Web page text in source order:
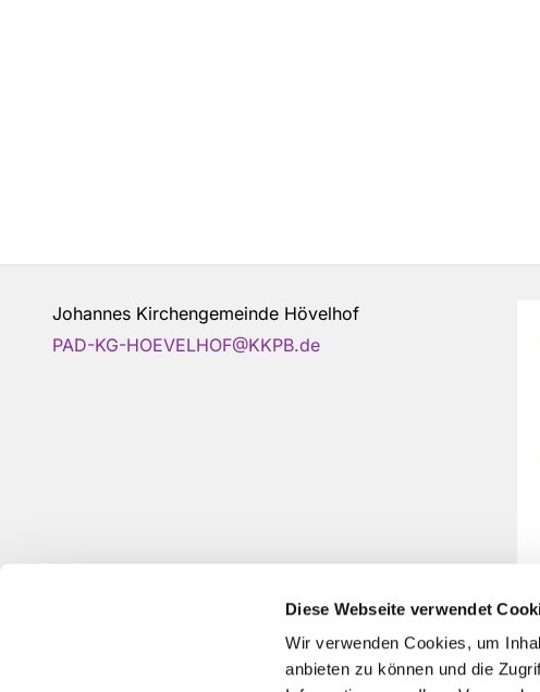
Diese Webseite verwendet
Wir verwenden Cookies, um
anbieten zu können und die
Johannes Kirchengemeinde Hövelhof
PAD-KG-HOEVELHOF@KKPB.de